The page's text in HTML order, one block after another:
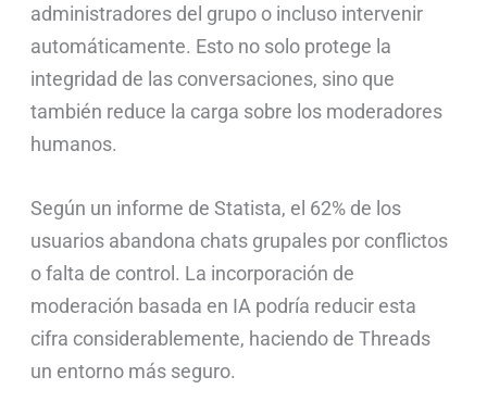
administradores del grupo o incluso intervenir
automáticamente. Esto no solo protege la
integridad de las conversaciones, sino que
también reduce la carga sobre los moderadores
humanos.
Según un informe de Statista, el 62% de los
usuarios abandona chats grupales por conflictos
o falta de control. La incorporación de
moderación basada en IA podría reducir esta
cifra considerablemente, haciendo de Threads
un entorno más seguro.